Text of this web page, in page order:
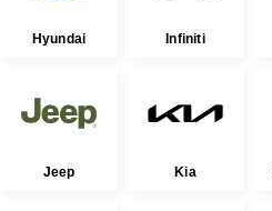
Hyundai Infiniti
Jeep Kia